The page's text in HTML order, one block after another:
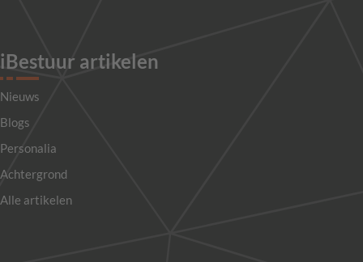
iBestuur artikelen
Nieuws
Blogs
Personalia
Achtergrond
Alle artikelen